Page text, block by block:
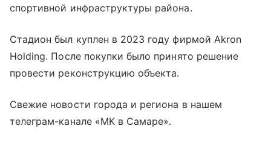
спортивной инфраструктуры района.
Стадион был куплен в 2023 году фирмой Akron
Holding. После покупки было принято решение
провести реконструкцию объекта.
Свежие новости города и региона в нашем
телеграм-канале «МК в Самаре».